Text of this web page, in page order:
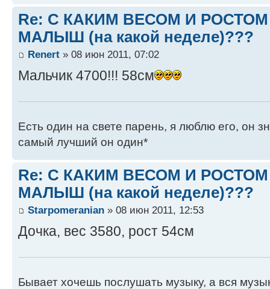
Re: С КАКИМ ВЕСОМ И
МАЛЫШ (на какой неделе)???
Renert » 08 июн 2011, 07:02
Мальчик 4700!!! 58см
Есть один на свете парень, я люблю его, он
самый лучший он один*
Re: С КАКИМ ВЕСОМ И
МАЛЫШ (на какой неделе)???
Starpomeranian » 08 июн 2011, 12:53
Дочка, вес 3580, рост 54см
Бывает хочешь послушать музыку, а вся